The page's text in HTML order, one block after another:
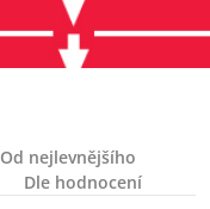
Od nejlevnějšího
Dle hodnocení